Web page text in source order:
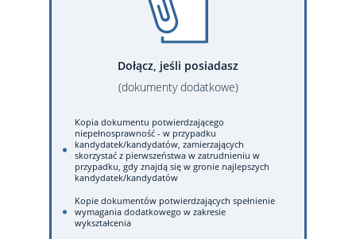
Dołącz, jeśli posiadasz
(dokumenty dodatkowe)
Kopia dokumentu potwierdzającego
niepełnosprawność - w przypadku
kandydatek/kandydatów, zamierzających
skorzystać z pierwszeństwa w zatrudnieniu w
przypadku, gdy znajdą się w gronie najlepszych
kandydatek/kandydatów
Kopie dokumentów potwierdzających spełnienie
wymagania dodatkowego w zakresie
wykształcenia